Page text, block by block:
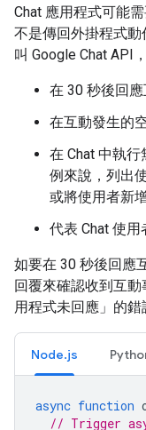
Chat 應用程式可能
不是傳回外掛程式
叫 Google Chat API
在 30 秒後回應
在互動發生的
在 Chat 中執
例來說，列出
或將使用者新
代表 Chat 使用
如要在 30 秒後回應
回覆來確認收到互
用程式未回應」的錯
Node.js
async function
// Trigger